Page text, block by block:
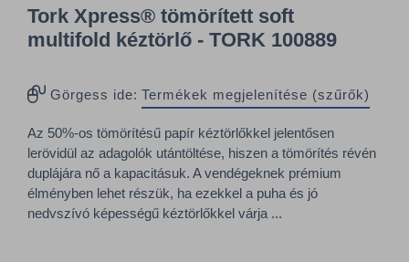
Tork Xpress® tömörített soft
multifold kéztörlő - TORK 100889
Görgess ide: Termékek megjelenítése (szűrők)
Az 50%-os tömörítésű papír kéztörlőkkel jelentősen
lerövidül az adagolók utántöltése, hiszen a tömörítés révén
duplájára nő a kapacitásuk. A vendégeknek prémium
élményben lehet részük, ha ezekkel a puha és jó
nedvszívó képességű kéztörlőkkel várja ...